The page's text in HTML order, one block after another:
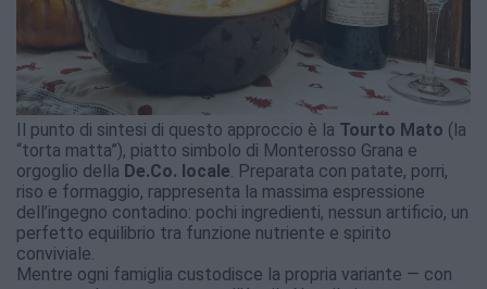
Il punto di sintesi di questo approccio è la Tourto Mato (la
“torta matta”), piatto simbolo di Monterosso Grana e
orgoglio della De.Co. locale. Preparata con patate, porri,
riso e formaggio, rappresenta la massima espressione
dell’ingegno contadino: pochi ingredienti, nessun artificio, un
perfetto equilibrio tra funzione nutriente e spirito
conviviale.
Mentre ogni famiglia custodisce la propria variante — con